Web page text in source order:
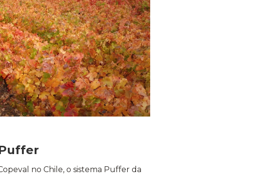
no Chile, o sistema Puffer da